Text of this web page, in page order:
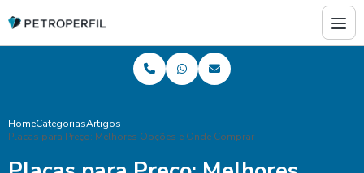
HomeCategoriasArtigos
Placas para Preço: Melhores Opções e Onde Comprar